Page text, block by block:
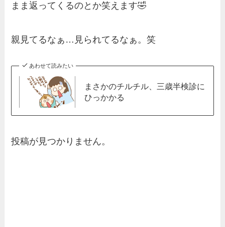
まま返ってくるのとか笑えます🤣
親見てるなぁ…見られてるなぁ。笑
あわせて読みたい
まさかのチルチル、三歳半検診に
ひっかかる
投稿が見つかりません。